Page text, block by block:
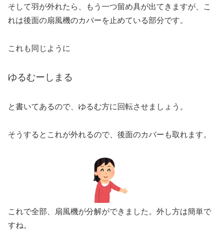
そして羽が外れたら、もう一つ留め具が出てきますが、こ
れは後面の扇風機のカバーを止めている部分です。
これも同じように
ゆるむーしまる
と書いてあるので、ゆるむ方に回転させましょう。
そうするとこれが外れるので、後面のカバーも取れます。
これで全部、扇風機が分解ができました。外し方は簡単で
すね。